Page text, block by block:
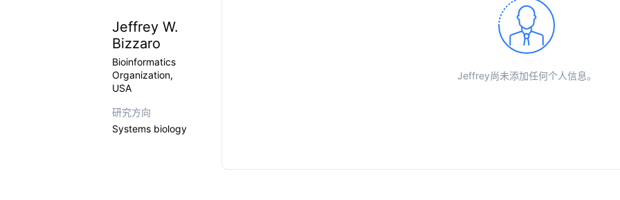
Jeffrey W.
Bizzaro
Bioinformatics
Organization,
USA
研究方向
Systems biology
Jeffrey尚未添加任何个人信息。